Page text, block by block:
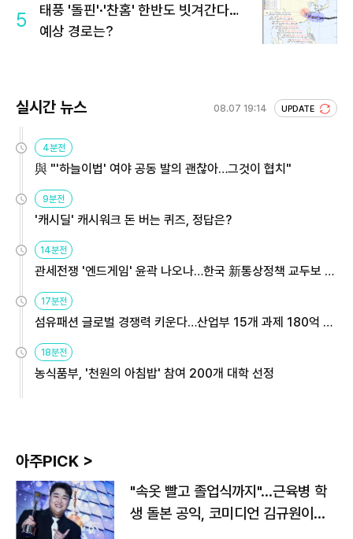
5
태풍 '돌핀'·'찬홈' 한반도 빗겨간다…
예상 경로는?
실시간 뉴스 08.07 19:14 UPDATE
4분전
與 "'하늘이법' 여야 공동 발의 괜찮아…그것이 협치"
9분전
'캐시딜' 캐시워크 돈 버는 퀴즈, 정답은?
14분전
관세전쟁 '엔드게임' 윤곽 나오나…한국 新통상정책 교두보 활
17분전
섬유패션 글로벌 경쟁력 키운다…산업부 15개 과제 180억 지
18분전
농식품부, '천원의 아침밥' 참여 200개 대학 선정
아주PICK >
"속옷 빨고 졸업식까지"…근육병 학
생 돌본 공익, 코미디언 김규원이었